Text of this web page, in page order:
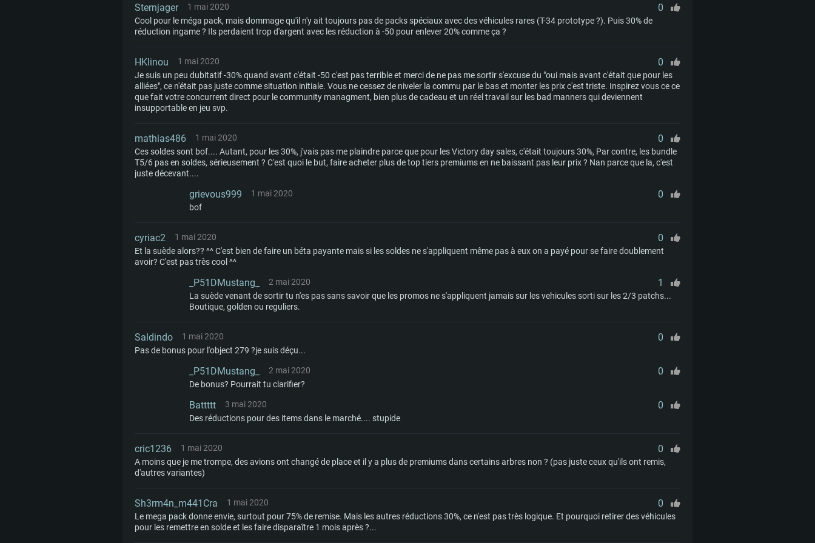
Sternjager 1 mai 2020 0
Cool pour le méga pack, mais dommage qu'il n'y ait toujours pas de packs spéciaux avec des véhicules rares (T-34 prototype ?). Puis 30% de
réduction ingame ? Ils perdaient trop d'argent avec les réduction à -50 pour enlever 20% comme ça ?
HKlinou 1 mai 2020 0
Je suis un peu dubitatif -30% quand avant c'était -50 c'est pas terrible et merci de ne pas me sortir s'excuse du "oui mais avant c'était que pour les
alliées", ce n'était pas juste comme situation initiale. Vous ne cessez de niveler la commu par le bas et monter les prix c'est triste. Inspirez vous ce ce
que fait votre concurrent direct pour le community managment, bien plus de cadeau et un réel travail sur les bad manners qui deviennent
insupportable en jeu svp.
mathias486 1 mai 2020 0
Ces soldes sont bof.... Autant, pour les 30%, j'vais pas me plaindre parce que pour les Victory day sales, c'était toujours 30%, Par contre, les bundle
T5/6 pas en soldes, sérieusement ? C'est quoi le but, faire acheter plus de top tiers premiums en ne baissant pas leur prix ? Nan parce que la, c'est
juste décevant....
grievous999 1 mai 2020 0
bof
cyriac2 1 mai 2020 0
Et la suède alors?? ^^ C'est bien de faire un béta payante mais si les soldes ne s'appliquent même pas à eux on a payé pour se faire doublement
avoir? C'est pas très cool ^^
_P51DMustang_ 2 mai 2020 1
La suède venant de sortir tu n'es pas sans savoir que les promos ne s'appliquent jamais sur les vehicules sorti sur les 2/3 patchs...
Boutique, golden ou reguliers.
Saldindo 1 mai 2020 0
Pas de bonus pour l'object 279 ?je suis déçu...
_P51DMustang_ 2 mai 2020 0
De bonus? Pourrait tu clarifier?
Battttt 3 mai 2020 0
Des réductions pour des items dans le marché.... stupide
cric1236 1 mai 2020 0
A moins que je me trompe, des avions ont changé de place et il y a plus de premiums dans certains arbres non ? (pas juste ceux qu'ils ont remis,
d'autres variantes)
Sh3rm4n_m441Cra 1 mai 2020 0
Le mega pack donne envie, surtout pour 75% de remise. Mais les autres réductions 30%, ce n'est pas très logique. Et pourquoi retirer des véhicules
pour les remettre en solde et les faire disparaître 1 mois après ?...